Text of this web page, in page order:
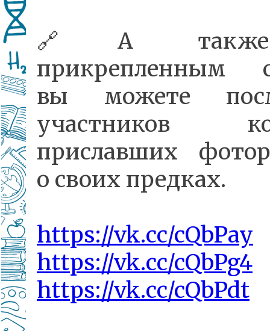
🔗А
прикрепленным
вы можете
участников
приславших
о своих предках.
https://vk.cc/cQbPay
https://vk.cc/cQbPg4
https://vk.cc/cQbPdt